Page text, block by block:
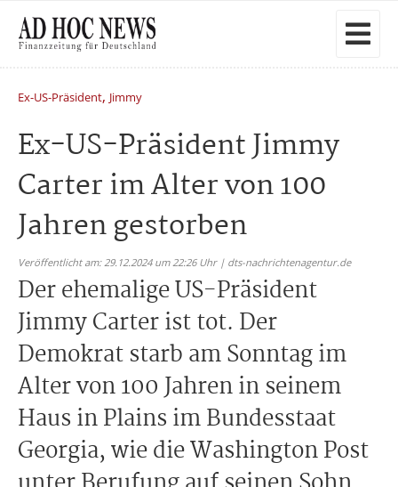
Ex-US-Präsident, Jimmy
Ex-US-Präsident Jimmy
Carter im Alter von 100
Jahren gestorben
Veröffentlicht am: 29.12.2024 um 22:26 Uhr | dts-nachrichtenagentur.de
Der ehemalige US-Präsident
Jimmy Carter ist tot. Der
Demokrat starb am Sonntag im
Alter von 100 Jahren in seinem
Haus in Plains im Bundesstaat
Georgia, wie die Washington Post